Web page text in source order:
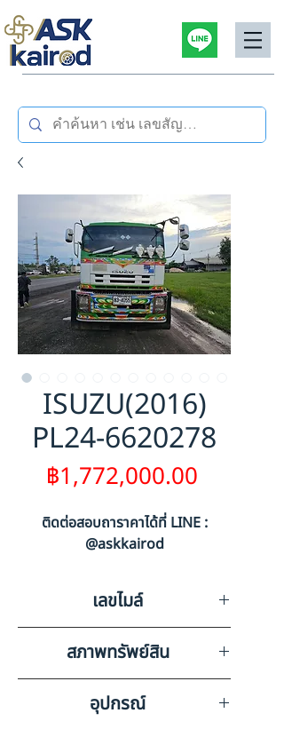
ISUZU(2016)
PL24-6620278
฿1,772,000.00
ติดต่อสอบถาราคาได้ที่ LINE :
@askkairod
เลขไมล์
841975
สภาพทรัพย์สิน
รอยขีดข่วนรอบคันตามสภาพการ
ใช้งาน
อุปกรณ์